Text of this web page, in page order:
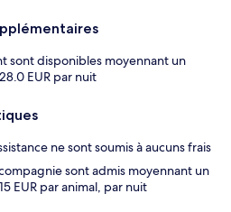
sont disponibles moyennant un
EUR par nuit
ne sont soumis à aucuns frais
sont admis moyennant un
EUR par animal, par nuit